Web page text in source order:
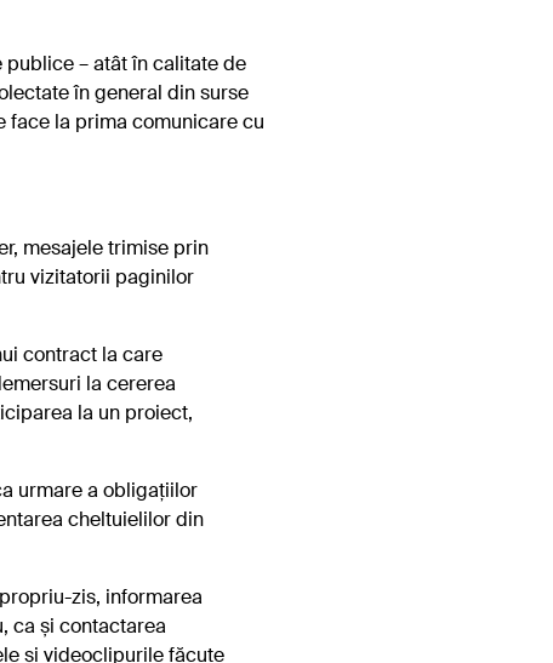
publice – atât în calitate de
în general din surse
face la prima comunicare cu
mesajele trimise prin
vizitatorii paginilor
contract la care
la cererea
la un proiect,
urmare a obligațiilor
cheltuielilor din
zis, informarea
ca și contactarea
și videoclipurile făcute